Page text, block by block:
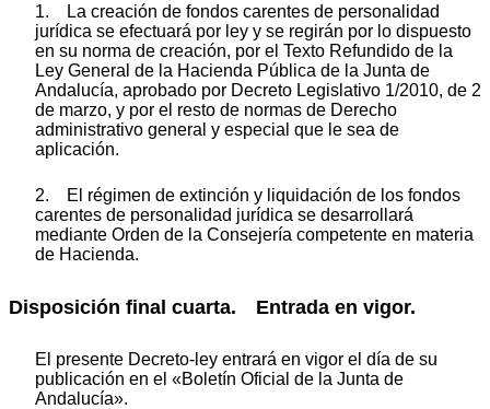
1. La creación de fondos carentes de personalidad
jurídica se efectuará por ley y se regirán por lo dispuesto
en su norma de creación, por el Texto Refundido de la
Ley General de la Hacienda Pública de la Junta de
Andalucía, aprobado por Decreto Legislativo 1/2010, de 2
de marzo, y por el resto de normas de Derecho
administrativo general y especial que le sea de
aplicación.
2. El régimen de extinción y liquidación de los fondos
carentes de personalidad jurídica se desarrollará
mediante Orden de la Consejería competente en materia
de Hacienda.
Disposición final cuarta. Entrada en vigor.
El presente Decreto-ley entrará en vigor el día de su
publicación en el «Boletín Oficial de la Junta de
Andalucía».